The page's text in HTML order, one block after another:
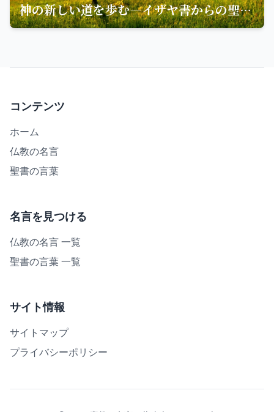
神の新しい道を歩む—イザヤ書からの聖句とその教え
コンテンツ
ホーム
仏教の名言
聖書の言葉
名言を見つける
仏教の名言 一覧
聖書の言葉 一覧
サイト情報
サイトマップ
プライバシーポリシー